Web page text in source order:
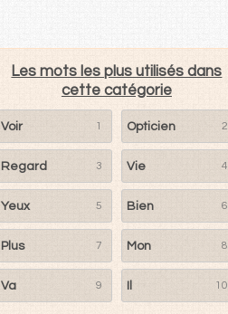
Les mots les plus utilisés dans
cette catégorie
Voir 1 Opticien 2
Regard 3 Vie 4
Yeux 5 Bien 6
Plus 7 Mon 8
Va 9 Il 10